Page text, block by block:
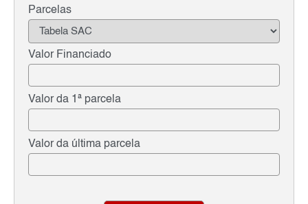
Parcelas
Valor Financiado
Valor da 1ª parcela
Valor da última parcela